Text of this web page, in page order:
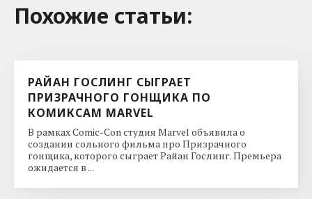
Похожие cтатьи:
РАЙАН ГОСЛИНГ СЫГРАЕТ
ПРИЗРАЧНОГО ГОНЩИКА ПО
КОМИКСАМ MARVEL
В рамках Comic-Con студия Marvel объявила о
создании сольного фильма про Призрачного
гонщика, которого сыграет Райан Гослинг. Премьера
ожидается в ...